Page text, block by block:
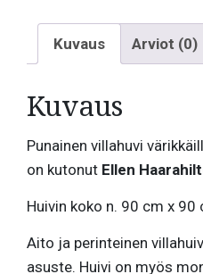
Kuvaus Arviot (0)
Kuvaus
Punainen villahuvi
on kutonut Ellen
Huivin koko n. 90 cm x 90
Aito ja perinteinen
asuste. Huivi on myös